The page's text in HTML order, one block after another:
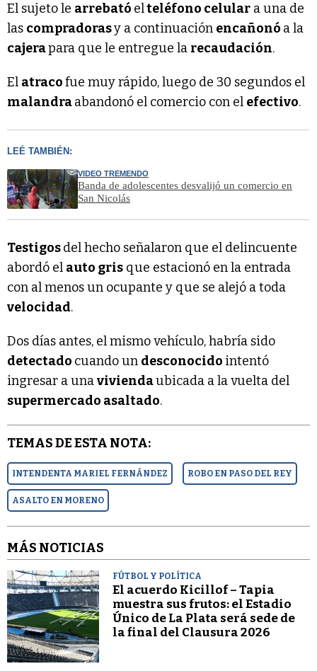
El sujeto le arrebató elteléfono celular a una de
las compradorasy a continuación encañonó a la
cajerapara que le entregue la recaudación.
El atracofue muy rápido, luego de 30 segundos el
malandraabandonó el comercio con el efectivo.
LEÉ TAMBIÉN:
VIDEO TREMENDO
Banda de adolescentes desvalijó un comercio en
San Nicolás
Testigosdel hecho señalaron que el delincuente
abordó el auto gris que estacionó en la entrada
con al menos un ocupante y que se alejó a toda
velocidad.
Dos días antes, el mismo vehículo, habría sido
detectado cuando un desconocido intentó
ingresar a unaviviendaubicada a la vuelta del
supermercado asaltado.
TEMAS DE ESTA NOTA:
INTENDENTA MARIEL FERNÁNDEZ ROBO EN PASO DEL REY
ASALTO EN MORENO
MÁS NOTICIAS
FÚTBOL Y POLÍTICA
El acuerdo Kicillof – Tapia
muestra sus frutos: el Estadio
Único de La Plata será sede de
la final del Clausura 2026